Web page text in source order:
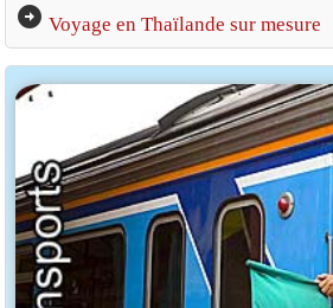
arrow_circle_right Voyage en Thaïlande sur mesure